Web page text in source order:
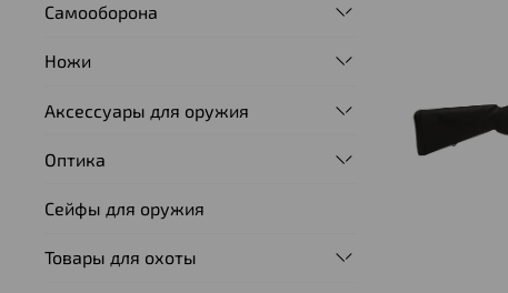
Самооборона
Ножи
Аксессуары для оружия
Оптика
Сейфы для оружия
Товары для охоты